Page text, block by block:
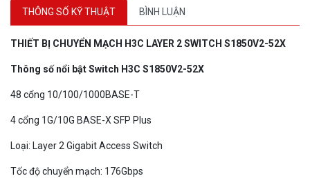
THÔNG SỐ KỸ THUẬT
BÌNH LUẬN
THIẾT BỊ CHUYỂN MẠCH H3C LAYER 2 SWITCH S1850V2-52X
Thông số nổi bật Switch H3C S1850V2-52X
48 cổng 10/100/1000BASE-T
4 cổng 1G/10G BASE-X SFP Plus
Loại: Layer 2 Gigabit Access Switch
Tốc độ chuyển mạch: 176Gbps